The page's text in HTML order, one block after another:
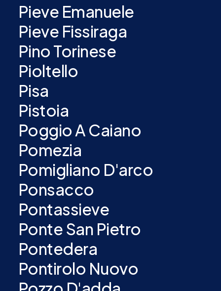
Pieve Emanuele
Pieve Fissiraga
Pino Torinese
Pioltello
Pisa
Pistoia
Poggio A Caiano
Pomezia
Pomigliano D'arco
Ponsacco
Pontassieve
Ponte San Pietro
Pontedera
Pontirolo Nuovo